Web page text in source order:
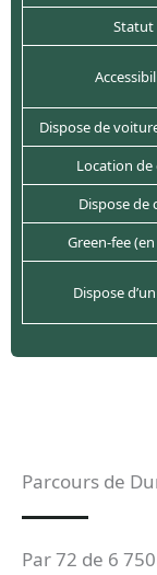
Statut
Dispose de
Location de
Dispose de
Green-fee
Dispose
Parcours de
Par 72 de 6